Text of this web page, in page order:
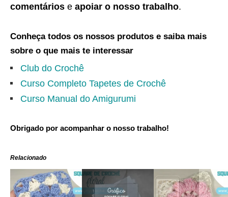
comentários e apoiar o nosso trabalho.
Conheça todos os nossos produtos e saiba mais
sobre o que mais te interessar
Club do Crochê
Curso Completo Tapetes de Crochê
Curso Manual do Amigurumi
Obrigado por acompanhar o nosso trabalho!
Relacionado